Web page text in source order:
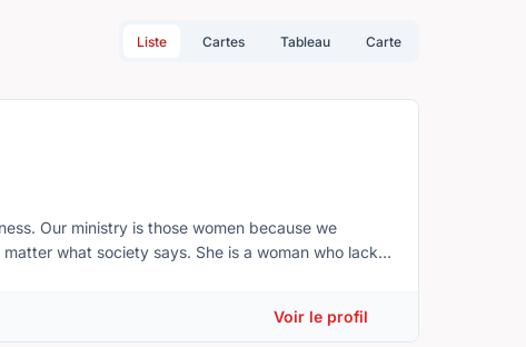
Liste Cartes Tableau Carte
Our ministry is those women because we
what society says. She is a woman who lacks
Voir le profil